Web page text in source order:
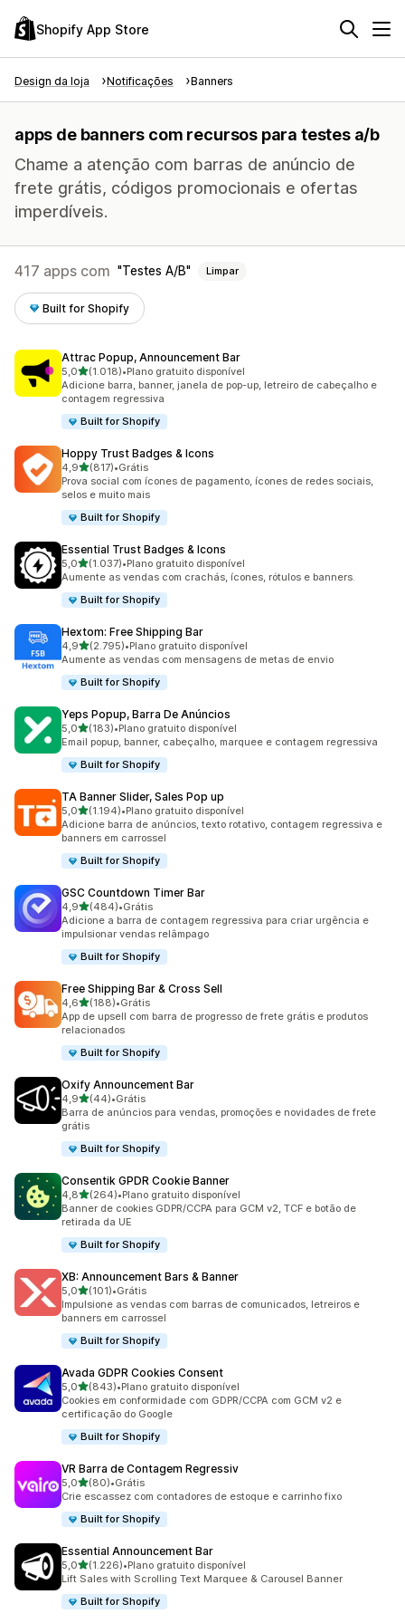
Shopify App Store
Design da loja Notificações Banners
apps de banners com recursos para testes a/b
Chame a atenção com barras de anúncio de
frete grátis, códigos promocionais e ofertas
imperdíveis.
417 apps com Testes A/B Limpar
Built for Shopify
Attrac Popup, Announcement Bar
5,0de 5 estrelas
(1.018)
1018 avaliações ao todo
•Plano gratuito disponível
Adicione barra, banner, janela de pop-up, letreiro de cabeçalho e
contagem regressiva
Built for Shopify
Hoppy Trust Badges & Icons
4,9de 5 estrelas
(817)
817 avaliações ao todo
•Grátis
Prova social com ícones de pagamento, ícones de redes sociais,
selos e muito mais
Built for Shopify
Essential Trust Badges & Icons
5,0de 5 estrelas
(1.037)
1037 avaliações ao todo
•Plano gratuito disponível
Aumente as vendas com crachás, ícones, rótulos e banners.
Built for Shopify
Hextom: Free Shipping Bar
4,9de 5 estrelas
(2.795)
2795 avaliações ao todo
•Plano gratuito disponível
Aumente as vendas com mensagens de metas de envio
Built for Shopify
Yeps Popup, Barra De Anúncios
5,0de 5 estrelas
(183)
183 avaliações ao todo
•Plano gratuito disponível
Email popup, banner, cabeçalho, marquee e contagem regressiva
Built for Shopify
TA Banner Slider, Sales Pop up
5,0de 5 estrelas
(1.194)
1194 avaliações ao todo
•Plano gratuito disponível
Adicione barra de anúncios, texto rotativo, contagem regressiva e
banners em carrossel
Built for Shopify
GSC Countdown Timer Bar
4,9de 5 estrelas
(484)
484 avaliações ao todo
•Grátis
Adicione a barra de contagem regressiva para criar urgência e
impulsionar vendas relâmpago
Built for Shopify
Free Shipping Bar & Cross Sell
4,6de 5 estrelas
(188)
188 avaliações ao todo
•Grátis
App de upsell com barra de progresso de frete grátis e produtos
relacionados
Built for Shopify
Oxify Announcement Bar
4,9de 5 estrelas
(44)
44 avaliações ao todo
•Grátis
Barra de anúncios para vendas, promoções e novidades de frete
grátis
Built for Shopify
Consentik GPDR Cookie Banner
4,8de 5 estrelas
(264)
264 avaliações ao todo
•Plano gratuito disponível
Banner de cookies GDPR/CCPA para GCM v2, TCF e botão de
retirada da UE
Built for Shopify
XB: Announcement Bars & Banner
5,0de 5 estrelas
(101)
101 avaliações ao todo
•Grátis
Impulsione as vendas com barras de comunicados, letreiros e
banners em carrossel
Built for Shopify
Avada GDPR Cookies Consent
5,0de 5 estrelas
(843)
843 avaliações ao todo
•Plano gratuito disponível
Cookies em conformidade com GDPR/CCPA com GCM v2 e
certificação do Google
Built for Shopify
VR Barra de Contagem Regressiv
5,0de 5 estrelas
(80)
80 avaliações ao todo
•Grátis
Crie escassez com contadores de estoque e carrinho fixo
Built for Shopify
Essential Announcement Bar
5,0de 5 estrelas
(1.226)
1226 avaliações ao todo
•Plano gratuito disponível
Lift Sales with Scrolling Text Marquee & Carousel Banner
Built for Shopify